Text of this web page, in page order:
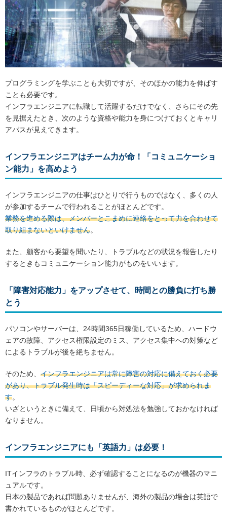
プログラミングを学ぶことも大切ですが、そのほかの能力を伸ばす
ことも必要です。
インフラエンジニアに転職して活躍するだけでなく、さらにその先
を見据えたとき、次のような資格や能力を身につけておくとキャリ
アパスが見えてきます。
インフラエンジニアはチーム力が命！「コミュニケーショ
ン能力」を高めよう
インフラエンジニアの仕事はひとりで行うものではなく、多くの人
が参加するチームで行われることがほとんどです。
業務を進める際は、メンバーとこまめに連絡をとって力を合わせて
取り組まないといけません。
また、顧客から要望を聞いたり、トラブルなどの状況を報告したり
するときもコミュニケーション能力がものをいいます。
「障害対応能力」をアップさせて、時間との勝負に打ち勝
とう
パソコンやサーバーは、24時間365日稼働しているため、ハードウ
ェアの故障、アクセス権限設定のミス、アクセス集中への対策など
によるトラブルが後を絶ちません。
そのため、 インフラエンジニアは常に障害の対応に備えておく必要
があり、トラブル発生時は「スピーディーな対応」が求められま
す。
いざというときに備えて、日頃から対処法を勉強しておかなければ
なりません。
インフラエンジニアにも「英語力」は必要！
ITインフラのトラブル時、必ず確認することになるのが機器のマニ
ュアルです。
日本の製品であれば問題ありませんが、海外の製品の場合は英語で
書かれているものがほとんどです。